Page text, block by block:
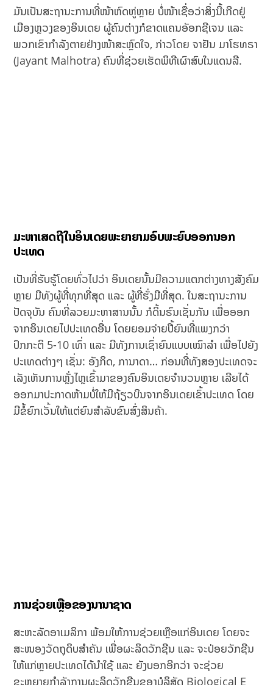
ມັນເປັນສະຖານະການທີ່ໜ້າຫົດຫູ່ຫຼາຍ ບໍ່ໜ້າເຊື່ອວ່າສິ່ງນີ້ເກີດຢູ່
ເມືອງຫຼວງຂອງອິນເດຍ ຜູ້ຄົນຕ່າງກໍຂາດແຄນອັອກຊີເຈນ ແລະ
ພວກເຂົາກຳລັງຕາຍຢ່າງໜ້າສະຫຼົດໃຈ, ກ່າວໂດຍ ຈາຢັນ ມາໂຮທຣາ
(Jayant Malhotra) ຄົນທີ່ຊ່ວຍເຮັດພິທີເຜົາສົບໃນແດນລີ.
ມະຫາເສດຖີໃນອິນເດຍພະຍາຍາມອົບພະຍົບອອກນອກ
ປະເທດ
ເປັນທີ່ຮັບຮູ້ໂດຍທົ່ວໄປວ່າ ອິນເດຍນັ້ນມີຄວາມແຕກຕ່າງທາງສັງຄົມ
ຫຼາຍ ມີທັງຜູ້ທີ່ທຸກທີ່ສຸດ ແລະ ຜູ້ທີ່ຮັ່ງມີທີ່ສຸດ. ໃນສະຖານະການ
ປັດຈຸບັນ ຄົນທີ່ລວຍມະຫາສານນັ້ນ ກໍດິ້ນຮົນເຊັ່ນກັນ ເພື່ອອອກ
ຈາກອິນເດຍໄປປະເທດອື່ນ ໂດຍຍອມຈ່າຍປີ້ຍົນທີ່ແພງກວ່າ
ປົກກະຕິ 5-10 ເທົ່າ ແລະ ມີທັງການເຊົ່າຍົນແບບເໝົາລຳ ເພື່ອໄປຍັງ
ປະເທດຕ່າງໆ ເຊັ່ນ: ອັງກິດ, ການາດາ… ກ່ອນທີ່ທັງສອງປະເທດຈະ
ເລັງເຫັນການຫຼັ່ງໄຫຼເຂົ້າມາຂອງຄົນອິນເດຍຈຳນວນຫຼາຍ ເລີຍໄດ້
ອອກມາປະກາດຫ້າມບໍ່ໃຫ້ມີຖ້ຽວບິນຈາກອິນເດຍເຂົ້າປະເທດ ໂດຍ
ມີຂໍ້ຍົກເວັ້ນໃຫ້ແຕ່ຍົນສຳລັບຂົນສົ່ງສິນຄ້າ.
ການຊ່ວຍເຫຼືອຂອງນານາຊາດ
ສະຫະລັດອາເມລິກາ ພ້ອມໃຫ້ການຊ່ວຍເຫຼືອແກ່ອິນເດຍ ໂດຍຈະ
ສະໜອງວັດຖຸດິບສຳຄັນ ເພື່ອຜະລິດວັກຊີນ ແລະ ຈະປ່ອຍວັກຊີນ
ໃຫ້ແກ່ຫຼາຍປະເທດໄດ້ນຳໃຊ້ ແລະ ຍັງບອກອີກວ່າ ຈະຊ່ວຍ
ຂະຫຍາຍກຳລັງການຜະລິດວັກຊີນຂອງບໍລິສັດ Biological E